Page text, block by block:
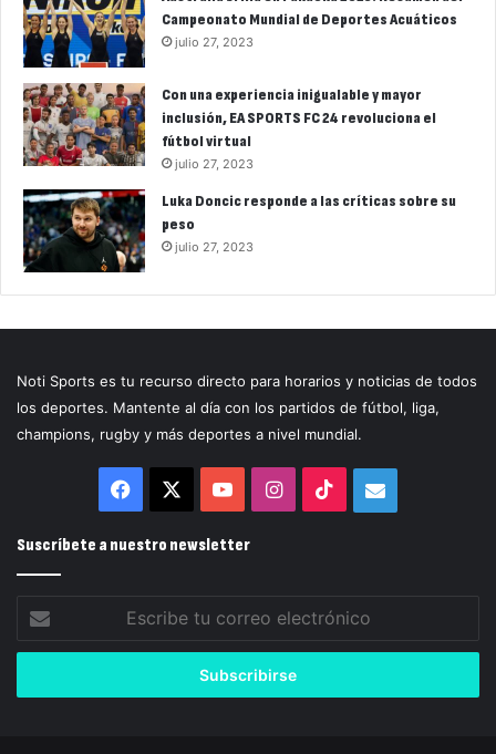
Campeonato Mundial de Deportes Acuáticos
julio 27, 2023
Con una experiencia inigualable y mayor
inclusión, EA SPORTS FC 24 revoluciona el
fútbol virtual
julio 27, 2023
Luka Doncic responde a las críticas sobre su
peso
julio 27, 2023
Noti Sports es tu recurso directo para horarios y noticias de todos
los deportes. Mantente al día con los partidos de fútbol, liga,
champions, rugby y más deportes a nivel mundial.
Facebook YouTubeInstagram
TikTokCorreo
Suscríbete a nuestro newsletter
correo